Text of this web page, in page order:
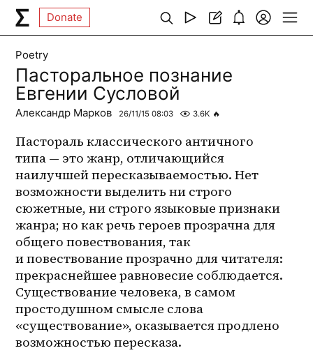
Donate
Poetry
Пасторальное познание
Евгении Сусловой
Александр Марков 26/11/15 08:03 3.6K 🔥
Пастораль классического античного
типа — это жанр, отличающийся
наилучшей пересказываемостью. Нет
возможности выделить ни строго
сюжетные, ни строго языковые признаки
жанра; но как речь героев прозрачна для
общего повествования, так
и повествование прозрачно для читателя:
прекраснейшее равновесие соблюдается.
Существование человека, в самом
простодушном смысле слова
«существование», оказывается продлено
возможностью пересказа.